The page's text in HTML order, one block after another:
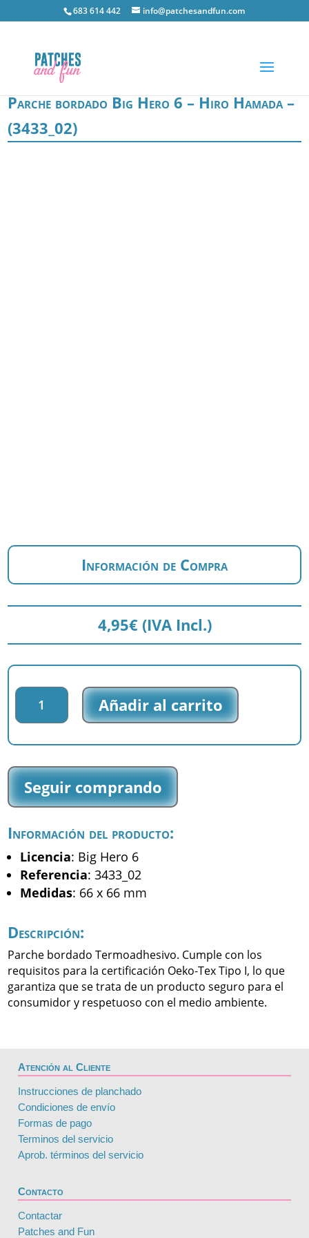
683 614 442 info@patchesandfun.com
Parche bordado Big Hero 6 – Hiro Hamada –
(3433_02)
Información de Compra
4,95€ (IVA Incl.)
Parche
bordado
Big
Hero
-
Hiro
Hamada
(3433_02)
cantidad
Añadir al carrito
Seguir comprando
Información del producto:
Licencia: Big Hero 6
Referencia: 3433_02
Medidas: 66 x 66 mm
Descripción:
Parche bordado Termoadhesivo. Cumple con los
requisitos para la certificación Oeko-Tex Tipo I, lo que
garantiza que se trata de un producto seguro para el
consumidor y respetuoso con el medio ambiente.
Atención al Cliente
Instrucciones de planchado
Condiciones de envío
Formas de pago
Terminos del servicio
Aprob. términos del servicio
Contacto
Contactar
Patches and Fun